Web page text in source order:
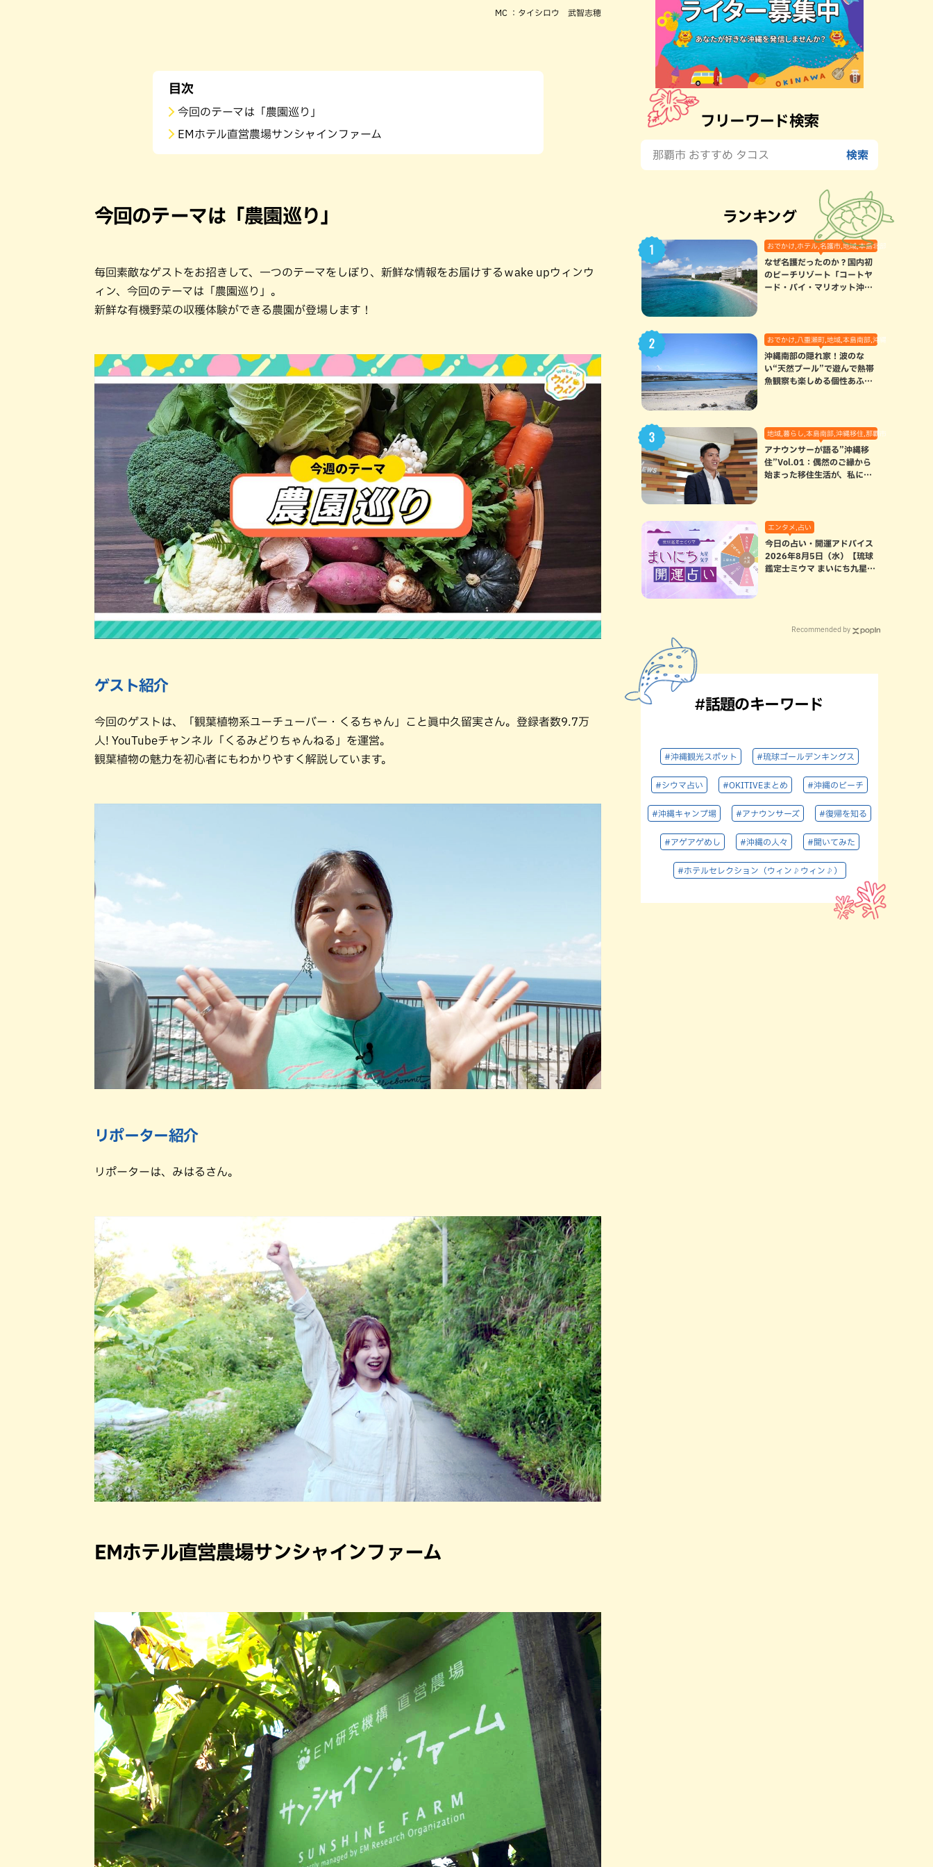
MC ：タイシロウ 武智志穂
目次
今回のテーマは「農園巡り」
EMホテル直営農場サンシャインファーム
今回のテーマは「農園巡り」
毎回素敵なゲストをお招きして、一つのテーマをしぼり、新鮮な情報をお届けするｗake upウィンウ
ィン、今回のテーマは「農園巡り」。
新鮮な有機野菜の収穫体験ができる農園が登場します！
ゲスト紹介
今回のゲストは、「観葉植物系ユーチューバー・くるちゃん」こと眞中久留実さん。登録者数9.7万
人! YouTubeチャンネル「くるみどりちゃんねる」を運営。
観葉植物の魅力を初心者にもわかりやすく解説しています。
リポーター紹介
リポーターは、みはるさん。
EMホテル直営農場サンシャインファーム
フリーワード検索
ランキング
おでかけ,ホテル,名護市,地域,本島北部
なぜ名護だったのか？国内初
のビーチリゾート「コートヤ
ード・バイ・マリオット沖縄
おでかけ,八重瀬町,地域,本島南部,沖縄の海,自然
沖縄南部の隠れ家！波のな
い“天然プール”で遊んで熱帯
魚観察も楽しめる個性あふれ
地域,暮らし,本島南部,沖縄移住,那覇市
アナウンサーが語る”沖縄移
住”Vol.01：偶然のご縁から
始まった移住生活が、私にと
エンタメ,占い
今日の占い・開運アドバイス
2026年8月5日（水）【琉球
鑑定士ミウマ まいにち九星気
Recommended by
#話題のキーワード
#沖縄観光スポット #琉球ゴールデンキングス
#シウマ占い #OKITIVEまとめ #沖縄のビーチ
#沖縄キャンプ場 #アナウンサーズ #復帰を知る
#アゲアゲめし #沖縄の人々 #聞いてみた
#ホテルセレクション（ウィン♪ウィン♪）